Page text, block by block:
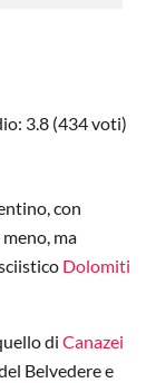
3.8 (434voti)
con
ma
Dolomiti
di Canazei
Belvedere e